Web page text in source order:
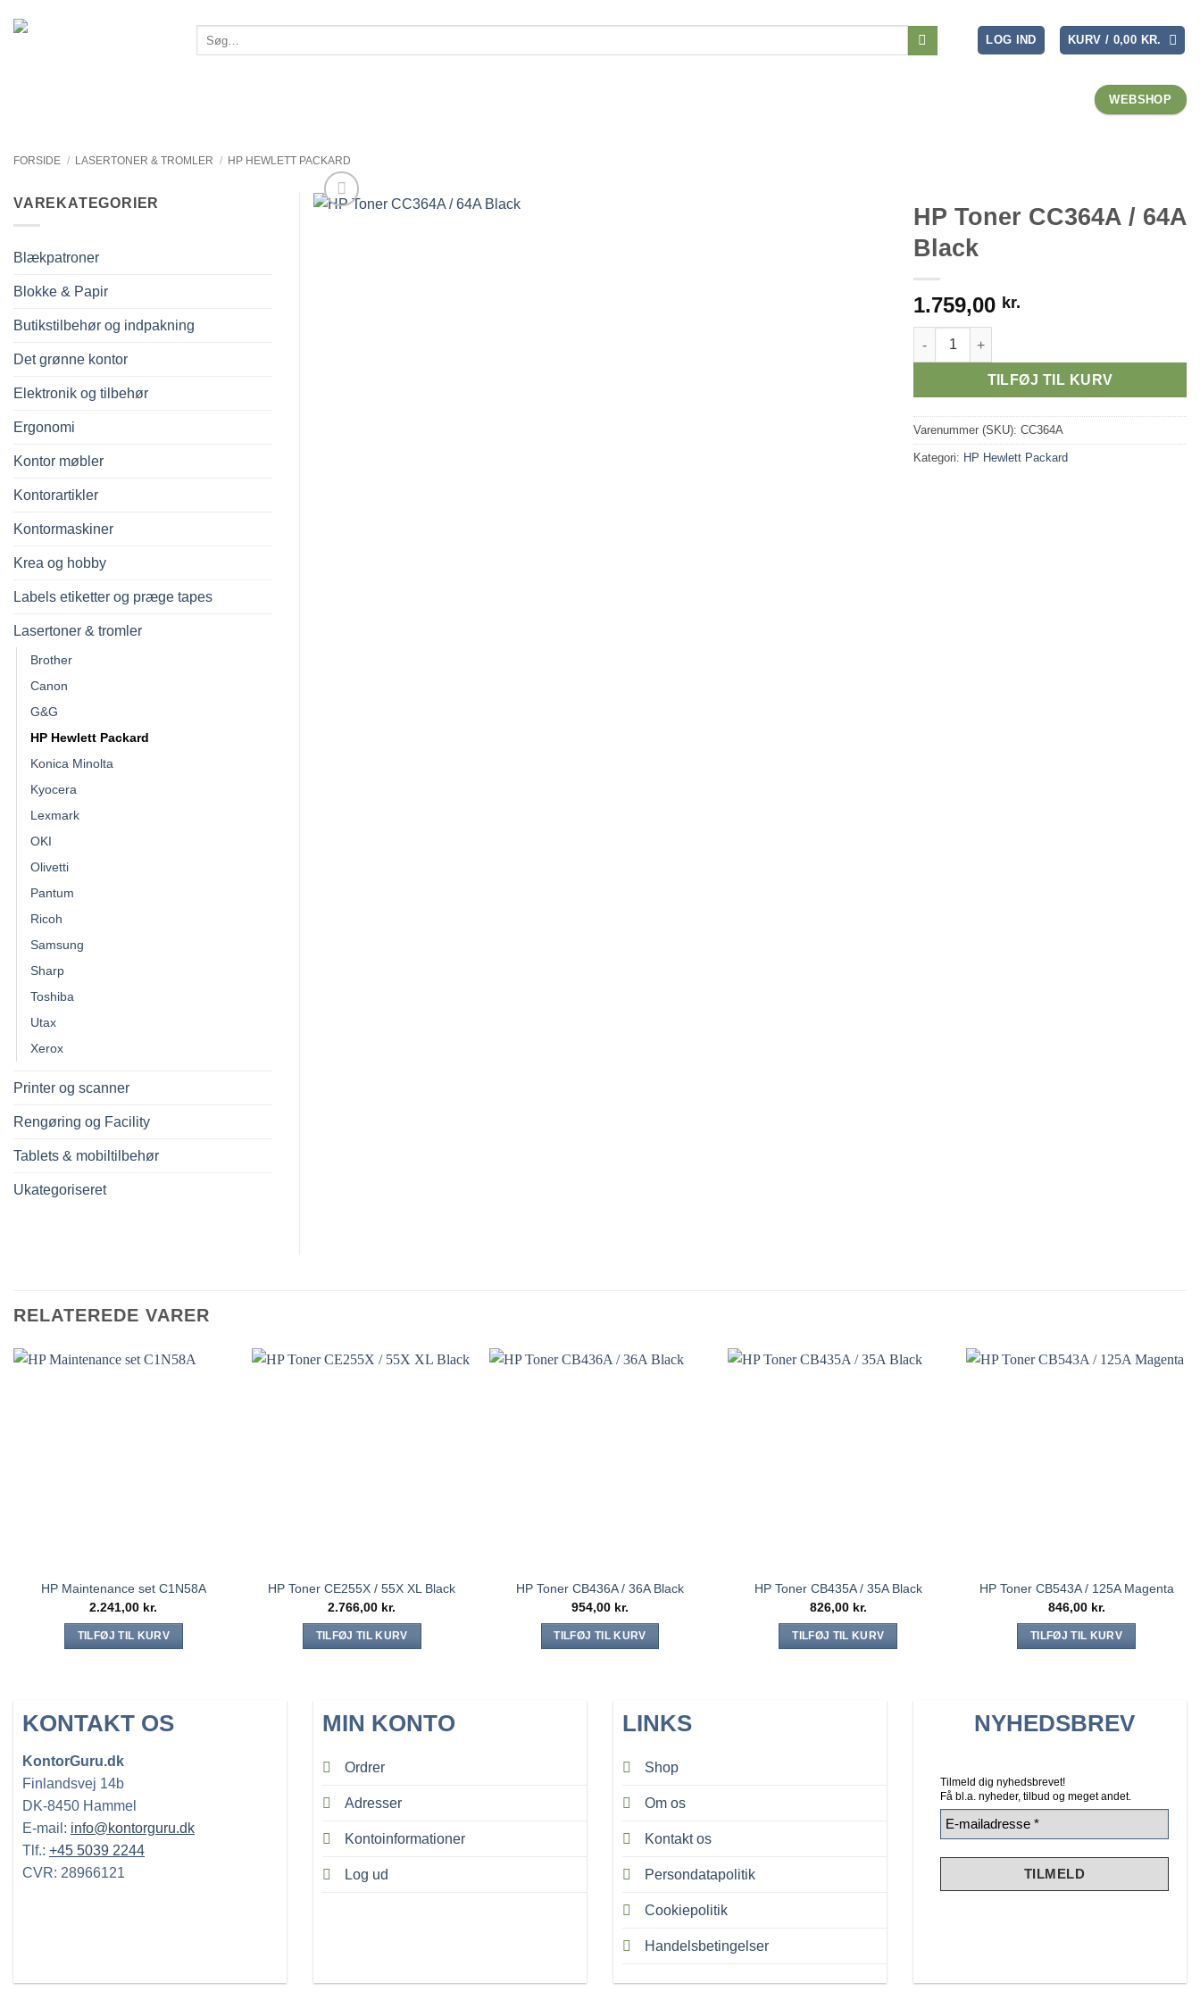
efter:
LOG IND KURV / 0,00 KR.
WEBSHOP
FORSIDE / LASERTONER & TROMLER / HP HEWLETT PACKARD
HP Toner CC364A / 64A
Black
1.759,00 kr.
HP Toner CC364A / 64A Black antal
TILFØJ TIL KURV
Varenummer (SKU): CC364A
Kategori: HP Hewlett Packard
VAREKATEGORIER
Blækpatroner
Blokke & Papir
Butikstilbehør og indpakning
Det grønne kontor
Elektronik og tilbehør
Ergonomi
Kontor møbler
Kontorartikler
Kontormaskiner
Krea og hobby
Labels etiketter og præge tapes
Lasertoner & tromler
Brother
Canon
G&G
HP Hewlett Packard
Konica Minolta
Kyocera
Lexmark
OKI
Olivetti
Pantum
Ricoh
Samsung
Sharp
Toshiba
Utax
Xerox
Printer og scanner
Rengøring og Facility
Tablets & mobiltilbehør
Ukategoriseret
RELATEREDE VARER
HP Maintenance set C1N58A
2.241,00 kr.
TILFØJ TIL KURV
HP Toner CE255X / 55X XL Black
2.766,00 kr.
TILFØJ TIL KURV
HP Toner CB436A / 36A Black
954,00 kr.
TILFØJ TIL KURV
HP Toner CB435A / 35A Black
826,00 kr.
TILFØJ TIL KURV
HP Toner CB543A / 125A Magenta
846,00 kr.
TILFØJ TIL KURV
KONTAKT OS
KontorGuru.dk
Finlandsvej 14b
DK-8450 Hammel
E-mail: info@kontorguru.dk
Tlf.: +45 5039 2244
CVR: 28966121
MIN KONTO
Ordrer
Adresser
Kontoinformationer
Log ud
LINKS
Shop
Om os
Kontakt os
Persondatapolitik
Cookiepolitik
Handelsbetingelser
NYHEDSBREV
Tilmeld dig nyhedsbrevet!
Få bl.a. nyheder, tilbud og meget andet.